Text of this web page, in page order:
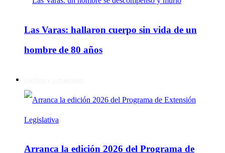
Las Varas: hallaron cuerpo sin vida de un
hombre de 80 años
Arranca la edición 2026 del Programa de